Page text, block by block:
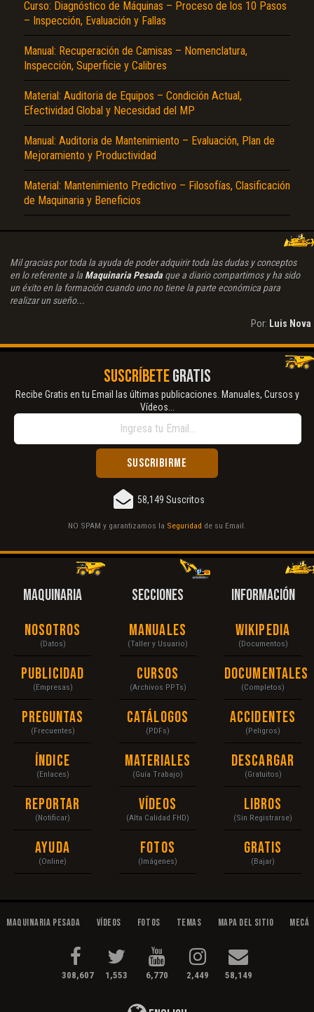
Curso: Diagnóstico de Máquinas – Proceso de los 10 Pasos
– Inspección, Evaluación y Fallas
Manual: Recuperación de Camisas – Nomenclatura,
Inspección, Superficie y Calibres
Material: Auditoria de Equipos – Condición Actual,
Efectividad Global y Necesidad del MP
Manual: Auditoria de Mantenimiento – Evaluación, Plan de
Mejoramiento y Productividad
Material: Mantenimiento Predictivo – Filosofías, Clasificación
de Maquinaria y Beneficios
Mil gracias por toda la ayuda de poder adquirir toda las dudas y conceptos
en lo referente a la Maquinaria Pesadaque a diario compartimos y ha sido
un éxito en la formación cuando uno no tiene la parte económica para
realizar un sueño...
Por: Luis Nova
SUSCRÍBETEGRATIS
Recibe Gratis en tu Email las últimas publicaciones. Manuales, Cursos y
Vídeos...
58,149 Suscritos
NO SPAM y garantizamos la Seguridad de su Email.
MAQUINARIA
Nosotros
(Datos)
Publicidad
(Empresas)
Preguntas
(Frecuentes)
Índice
(Enlaces)
Reportar
(Notificar)
Ayuda
(Online)
SECCIONES
Manuales
(Taller y Usuario)
Cursos
(Archivos PPTs)
Catálogos
(PDFs)
Materiales
(Guía Trabajo)
Vídeos
(Alta Calidad FHD)
Fotos
(Imágenes)
INFORMACIÓN
Wikipedia
(Documentos)
Documentales
(Completos)
Accidentes
(Peligros)
Descargar
(Gratuitos)
Libros
(Sin Registrarse)
Gratis
(Bajar)
Maquinaria Pesada Vídeos Fotos Temas Mapa del Sitio
308,607 1,553 6,770 2,449 58,149